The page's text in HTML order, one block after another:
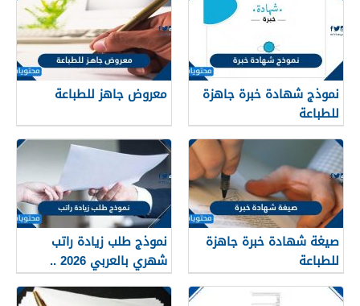
نموذج شهادة خبرة جاهزة
للطباعة
معروض جاهز للطباعة
صيغة شهادة خبرة جاهزة
للطباعة
نموذج طلب زيادة راتب
شهري بالعربي 2026 ..
افضل نماذج طلب زيادة راتب